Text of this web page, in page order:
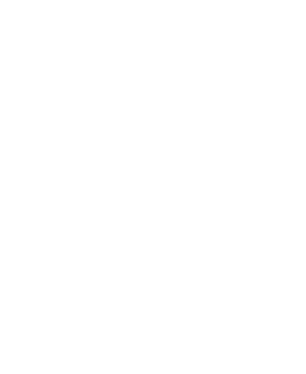
了，招聘标准却还停在过去
：从用户投诉看靠谱品牌怎么选
发 5000 积分，多 Agent 协作打通
VITURE Pro 2 登场，经典再升级